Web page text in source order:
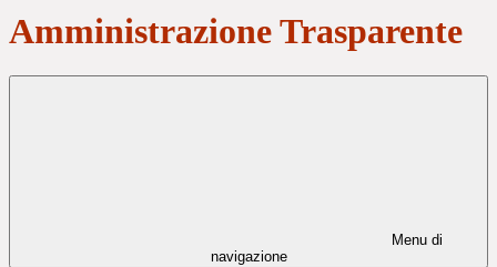
Amministrazione Trasparente
Menu di
navigazione